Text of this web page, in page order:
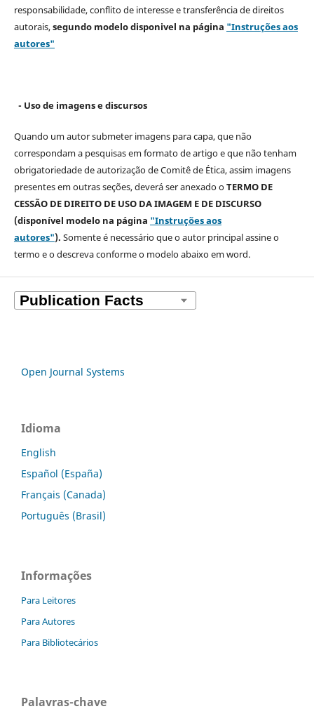
responsabilidade, conflito de interesse e transferência de direitos
autorais,segundo modelodisponivel na página "Instruções aos
autores"
- Uso de imagens e discursos
Quando um autor submeter imagens para capa, que não
correspondam a pesquisas em formato de artigo e que não tenham
obrigatoriedade de autorização de Comitê de Ética, assim imagens
presentes em outras seções, deverá ser anexado oTERMO DE
CESSÃO DE DIREITO DE USO DA IMAGEM E DE DISCURSO
(disponível modelo na página "Instruções aos
autores"). Somente é necessário que o autor principal assine o
termo e o descrevaconforme o modelo abaixo em word.
Open Journal Systems
Idioma
English
Español (España)
Français (Canada)
Português (Brasil)
Informações
Para Leitores
Para Autores
Para Bibliotecários
Palavras-chave